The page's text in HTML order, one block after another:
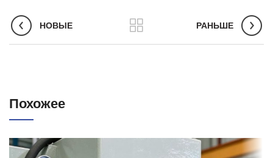
НОВЫЕ РАНЬШЕ
Похожее